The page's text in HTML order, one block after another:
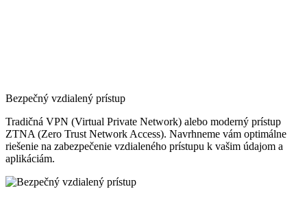
Bezpečný vzdialený prístup
Tradičná VPN (Virtual Private Network) alebo moderný prístup
ZTNA (Zero Trust Network Access). Navrhneme vám optimálne
riešenie na zabezpečenie vzdialeného prístupu k vašim údajom a
aplikáciám.